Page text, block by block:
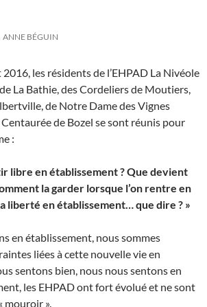
ANNE BÉGUIN
les résidents de l’EHPAD La Nivéole
La Bathie, des Cordeliers de Moutiers,
de Notre Dame des Vignes
de Bozel se sont réunis pour
:
libre en établissement ? Que devient
la garder lorsque l’on rentre en
liberté en établissement… que dire ? »
en établissement, nous sommes
liées à cette nouvelle vie en
sentons bien, nous nous sentons en
les EHPAD ont fort évolué et ne sont
mouroir ».